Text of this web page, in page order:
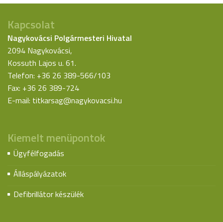
Kapcsolat
Nagykovácsi Polgármesteri Hivatal
2094 Nagykovácsi,
Kossuth Lajos u. 61.
Telefon: +36 26 389-566/103
Fax: +36 26 389-724
E-mail: titkarsag@nagykovacsi.hu
Kiemelt menüpontok
Ügyfélfogadás
Álláspályázatok
Defibrillátor készülék